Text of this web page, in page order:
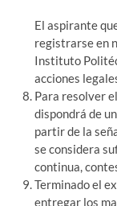
El aspirante
registrarse en
Instituto
acciones
Para resolver
dispondrá de
partir de la
se considera
continua,
Terminado el
entregar los